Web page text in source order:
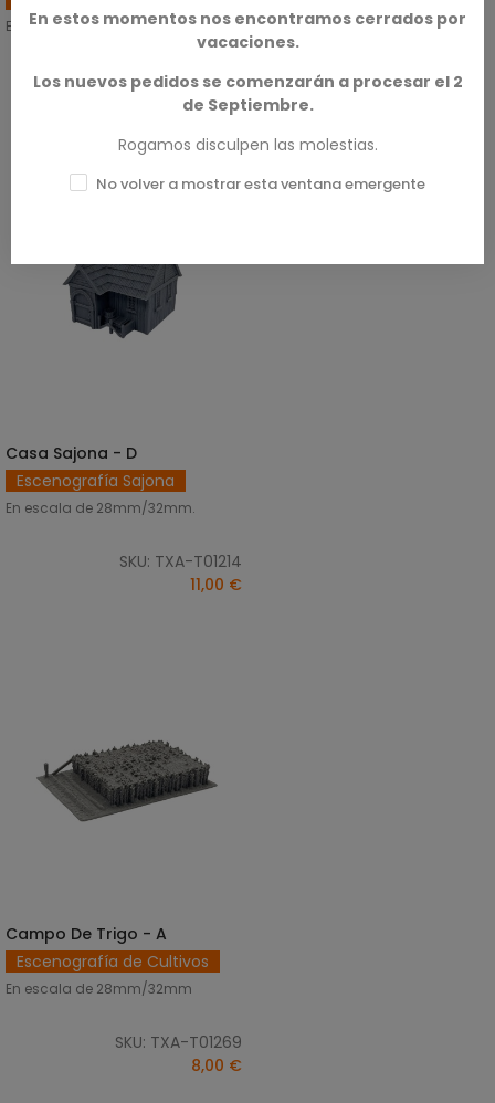
En escala de 28mm/32mm.
SKU: TXA-T01211
7,40 €
AÑADIR AL CARRITO
Casa Sajona - D
Escenografía Sajona
En escala de 28mm/32mm.
SKU: TXA-T01214
11,00 €
AÑADIR AL CARRITO
Campo De Trigo - A
Escenografía de Cultivos
En escala de 28mm/32mm
SKU: TXA-T01269
8,00 €
En estos momentos nos encontramos cerrados por
vacaciones.
Los nuevos pedidos se comenzarán a procesar el 2
de Septiembre.
Rogamos disculpen las molestias.
No volver a mostrar esta ventana emergente